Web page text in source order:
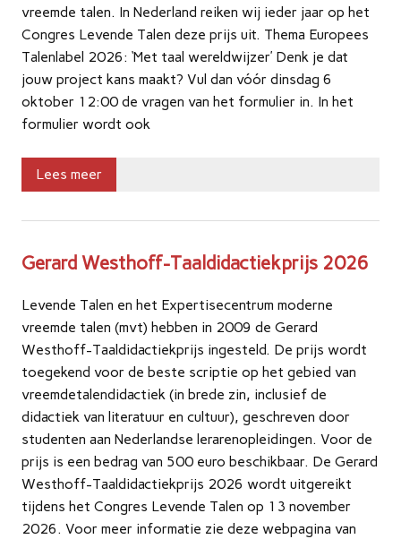
vreemde talen. In Nederland reiken wij ieder jaar op het
Congres Levende Talen deze prijs uit. Thema Europees
Talenlabel 2026: ‘Met taal wereldwijzer’ Denk je dat
jouw project kans maakt? Vul dan vóór dinsdag 6
oktober 12:00 de vragen van het formulier in. In het
formulier wordt ook
Lees meer
Gerard Westhoff-Taaldidactiekprijs 2026
Levende Talen en het Expertisecentrum moderne
vreemde talen (mvt) hebben in 2009 de Gerard
Westhoff-Taaldidactiekprijs ingesteld. De prijs wordt
toegekend voor de beste scriptie op het gebied van
vreemdetalendidactiek (in brede zin, inclusief de
didactiek van literatuur en cultuur), geschreven door
studenten aan Nederlandse lerarenopleidingen. Voor de
prijs is een bedrag van 500 euro beschikbaar. De Gerard
Westhoff-Taaldidactiekprijs 2026 wordt uitgereikt
tijdens het Congres Levende Talen op 13 november
2026. Voor meer informatie zie deze webpagina van